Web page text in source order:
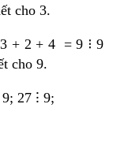
cho 3.
+ 2 + 4 = 9 ⁝ 9
cho 9.
27 ⁝ 9;